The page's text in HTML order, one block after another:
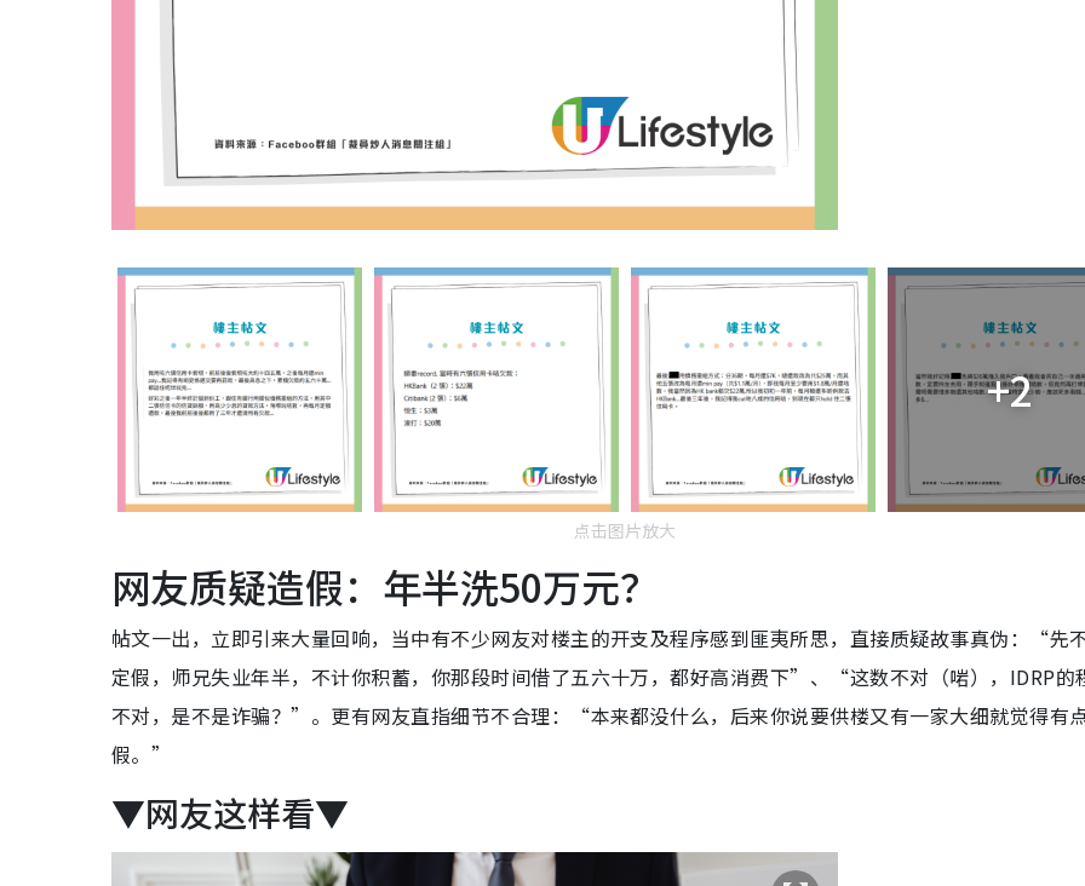
+2
点击图片放大
网友质疑造假：年半洗50万元？
帖文一出，立即引来大量回响，当中有不少网友对楼主的开支及程序感到匪夷所思，直接质疑故事真伪：“先
定假，师兄失业年半，不计你积蓄，你那段时间借了五六十万，都好高消费下”、“这数不对（啱），IDRP的
不对，是不是诈骗？”。更有网友直指细节不合理：“本来都没什么，后来你说要供楼又有一家大细就觉得有
假。”
▼网友这样看▼